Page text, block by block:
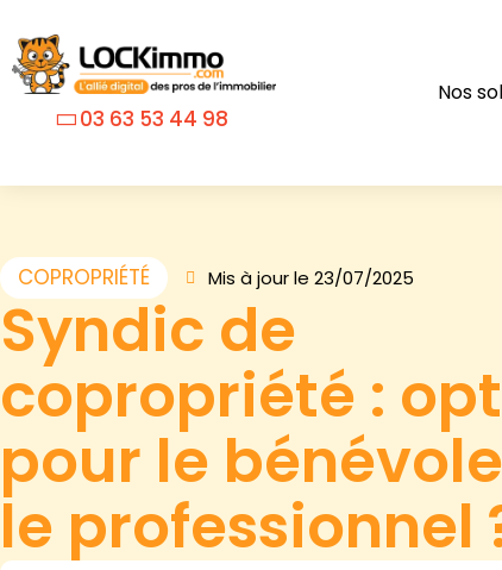
03 63 53 44 98
Nos
COPROPRIÉTÉ Mis à jour le 23/07/2025
Syndic de
copropriété :
pour le
le professionnel